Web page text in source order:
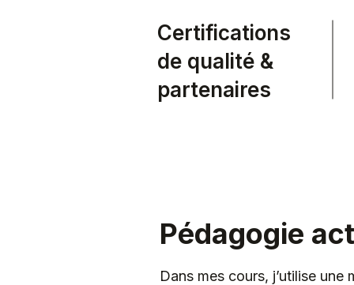
Certifications
de qualité &
partenaires
Pédagogie
Dans mes cours, j’utilise